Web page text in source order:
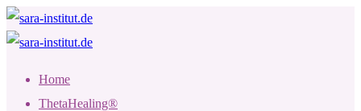
Home
ThetaHealing®